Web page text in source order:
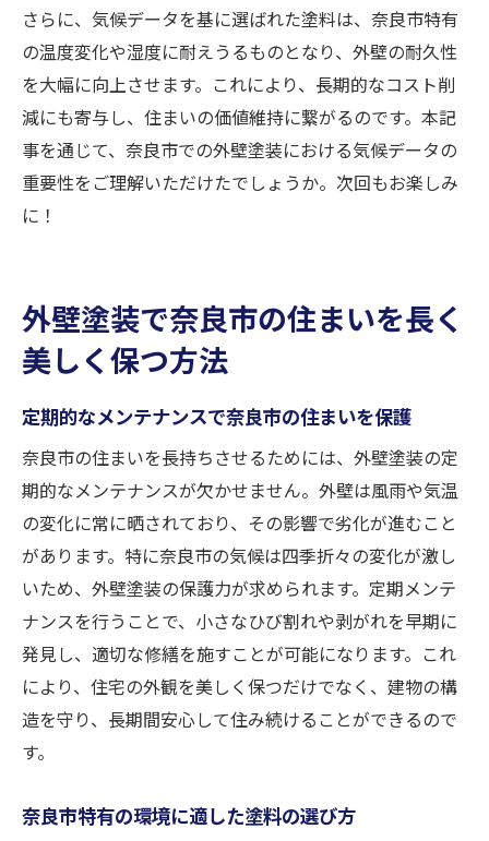
さらに、気候データを基に選ばれた塗料は、奈良市特有
の温度変化や湿度に耐えうるものとなり、外壁の耐久性
を大幅に向上させます。これにより、長期的なコスト削
減にも寄与し、住まいの価値維持に繋がるのです。本記
事を通じて、奈良市での外壁塗装における気候データの
重要性をご理解いただけたでしょうか。次回もお楽しみ
に！
外壁塗装で奈良市の住まいを長く
美しく保つ方法
定期的なメンテナンスで奈良市の住まいを保護
奈良市の住まいを長持ちさせるためには、外壁塗装の定
期的なメンテナンスが欠かせません。外壁は風雨や気温
の変化に常に晒されており、その影響で劣化が進むこと
があります。特に奈良市の気候は四季折々の変化が激し
いため、外壁塗装の保護力が求められます。定期メンテ
ナンスを行うことで、小さなひび割れや剥がれを早期に
発見し、適切な修繕を施すことが可能になります。これ
により、住宅の外観を美しく保つだけでなく、建物の構
造を守り、長期間安心して住み続けることができるので
す。
奈良市特有の環境に適した塗料の選び方